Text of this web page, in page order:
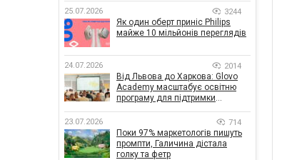
25.07.2026 3244
Як один оберт приніс Philips
майже 10 мільйонів переглядів
24.07.2026 2014
Від Львова до Харкова: Glovo
Academy масштабує освітню
програму для підтримки
23.07.2026 714
Поки 97% маркетологів пишуть
промпти, Галичина дістала
голку та фетр